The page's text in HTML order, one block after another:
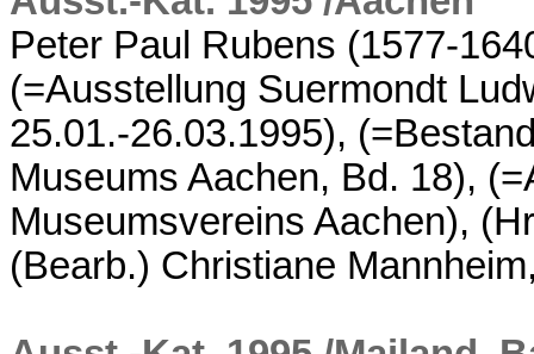
Peter Paul Rubens (1577-
(=Ausstellung Suermondt
25.01.-26.03.1995),
Museums Aachen, Bd. 18),
Museumsvereins Aachen),
(Bearb.) Christiane